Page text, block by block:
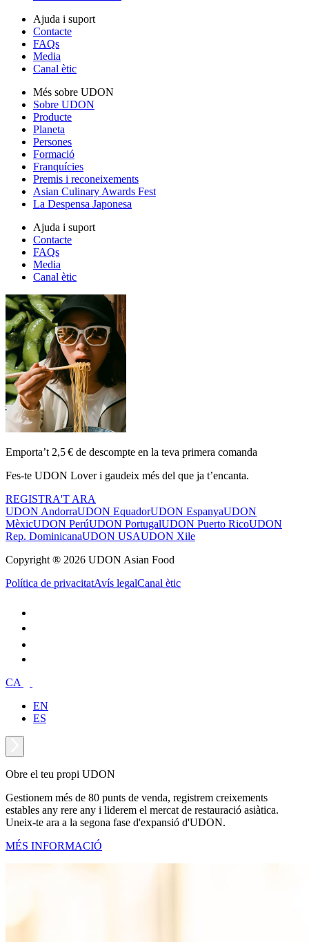
Ajuda i suport
Contacte
FAQs
Media
Canal ètic
Més sobre UDON
Sobre UDON
Producte
Planeta
Persones
Formació
Franquícies
Premis i reconeixements
Asian Culinary Awards Fest
La Despensa Japonesa
Ajuda i suport
Contacte
FAQs
Media
Canal ètic
Emporta’t 2,5 € de descompte en la teva primera comanda
Fes-te UDON Lover i gaudeix més del que ja t’encanta.
REGISTRA'T ARA
UDON AndorraUDON EquadorUDON EspanyaUDON
MèxicUDON PerúUDON PortugalUDON Puerto RicoUDON
Rep. DominicanaUDON USAUDON Xile
Copyright ® 2026 UDON Asian Food
Política de privacitatAvís legalCanal ètic
CA
EN
ES
Obre el teu propi UDON
Gestionem més de 80 punts de venda, registrem creixements
estables any rere any i liderem el mercat de restauració asiàtica.
Uneix-te ara a la segona fase d'expansió d'UDON.
MÉS INFORMACIÓ